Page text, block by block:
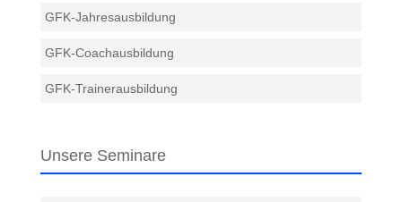
GFK-Jahresausbildung
GFK-Coachausbildung
GFK-Trainerausbildung
Unsere Seminare